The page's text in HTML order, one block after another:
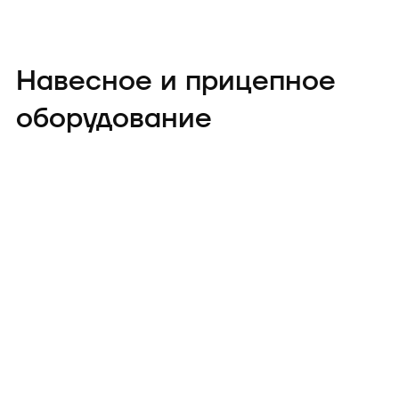
Навесное и прицепное
оборудование